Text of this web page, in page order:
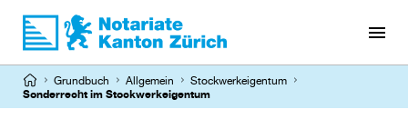
Direkt
zum
Pfadnavigation
Grundbuch Allgemein
Stockwerkeigentum
Sonderrecht im Stockwerkeigentum